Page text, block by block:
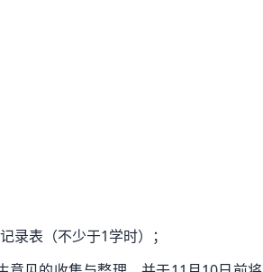
录表（不少于1学时）；